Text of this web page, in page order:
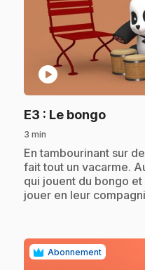
play_circle
E3 : Le bongo.
3 min
.En tambourinant sur
fait tout un vacarme.
qui jouent du bongo
jouer en leur
Abonnement